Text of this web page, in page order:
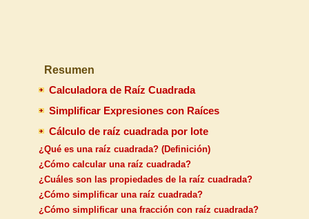
Resumen
Calculadora de Raíz Cuadrada
Simplificar Expresiones con Raíces
Cálculo de raíz cuadrada por lote
¿Qué es una raíz cuadrada? (Definición)
¿Cómo calcular una raíz cuadrada?
¿Cuáles son las propiedades de la raíz cuadrada?
¿Cómo simplificar una raíz cuadrada?
¿Cómo simplificar una fracción con raíz cuadrada?